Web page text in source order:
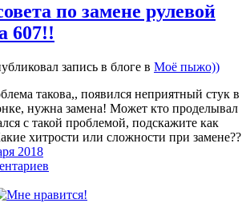
по замене рулевой
607!!
запись в блоге в Моё пыжо))
такова,, появился неприятный стук в
нужна замена! Может кто проделывал
с такой проблемой, подскажите как
хитрости или сложности при замене??
2018